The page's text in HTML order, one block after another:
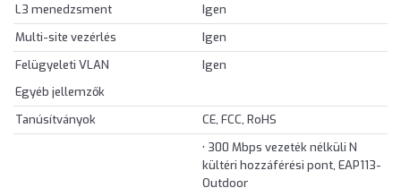
L3 menedzsment
Igen
Multi-site vezérlés
Igen
Felügyeleti VLAN
Igen
Egyéb jellemzők
Tanúsítványok
CE, FCC, RoHS
• 300 Mbps vezeték nélküli N
kültéri hozzáférési pont, EAP113-
Outdoor